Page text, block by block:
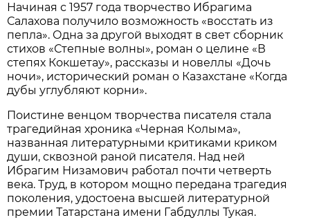
Начиная с 1957 года творчество Ибрагима
Салахова получило возможность «восстать из
пепла». Одна за другой выходят в свет сборник
стихов «Степные волны», роман о целине «В
степях Кокшетау», рассказы и новеллы «Дочь
ночи», исторический роман о Казахстане «Когда
дубы углубляют корни».
Поистине венцом творчества писателя стала
трагедийная хроника «Черная Колыма»,
названная литературными критиками криком
души, сквозной раной писателя. Над ней
Ибрагим Низамович работал почти четверть
века. Труд, в котором мощно передана трагедия
поколения, удостоена высшей литературной
премии Татарстана имени Габдуллы Тукая.